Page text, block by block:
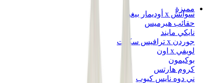
مميزة
سواتش x أوديمار بيغيه
حقائب هيرميس
نايكي مايند
جوردن x ترافيس سكوت
لويفي x اون
بوكيمون
كروم هارتس
ني دوه نايس كيوب